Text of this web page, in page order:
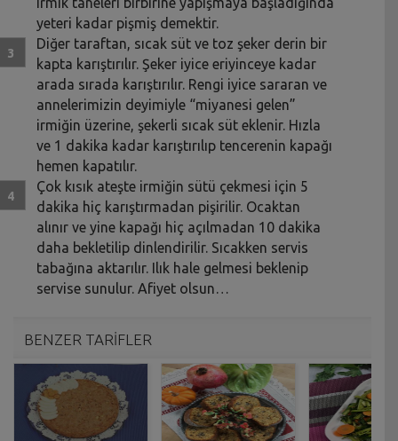
yeteri kadar pişmiş demektir.
Diğer taraftan, sıcak süt ve toz şeker derin bir
kapta karıştırılır. Şeker iyice eriyinceye kadar
arada sırada karıştırılır. Rengi iyice sararan ve
annelerimizin deyimiyle “miyanesi gelen”
irmiğin üzerine, şekerli sıcak süt eklenir. Hızla
ve 1 dakika kadar karıştırılıp tencerenin kapağı
hemen kapatılır.
Çok kısık ateşte irmiğin sütü çekmesi için 5
dakika hiç karıştırmadan pişirilir. Ocaktan
alınır ve yine kapağı hiç açılmadan 10 dakika
daha bekletilip dinlendirilir. Sıcakken servis
tabağına aktarılır. Ilık hale gelmesi beklenip
servise sunulur. Afiyet olsun…
BENZER TARİFLER